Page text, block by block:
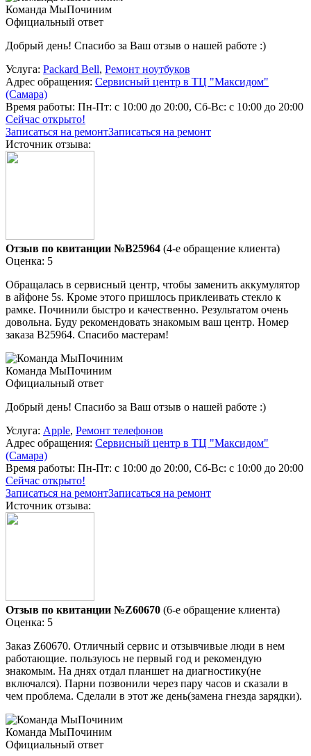
Команда МыПочиним
Официальный ответ
Добрый день! Спасибо за Ваш отзыв о нашей работе :)
Услуга: Packard Bell, Ремонт ноутбуков
Адрес обращения: Сервисный центр в ТЦ "Максидом"
(Самара)
Время работы: Пн-Пт: с 10:00 до 20:00, Сб-Вс: с 10:00 до 20:00
Сейчас открыто!
Записаться на ремонтЗаписаться на ремонт
Источник отзыва:
Отзыв по квитанции №B25964 (4-е обращение клиента)
Оценка: 5
Обращалась в сервисный центр, чтобы заменить аккумулятор
в айфоне 5s. Кроме этого пришлось приклеивать стекло к
рамке. Починили быстро и качественно. Результатом очень
довольна. Буду рекомендовать знакомым ваш центр. Номер
заказа В25964. Спасибо мастерам!
Команда МыПочиним
Официальный ответ
Добрый день! Спасибо за Ваш отзыв о нашей работе :)
Услуга: Apple, Ремонт телефонов
Адрес обращения: Сервисный центр в ТЦ "Максидом"
(Самара)
Время работы: Пн-Пт: с 10:00 до 20:00, Сб-Вс: с 10:00 до 20:00
Сейчас открыто!
Записаться на ремонтЗаписаться на ремонт
Источник отзыва:
Отзыв по квитанции №Z60670 (6-е обращение клиента)
Оценка: 5
Заказ Z60670. Отличный сервис и отзывчивые люди в нем
работающие. пользуюсь не первый год и рекомендую
знакомым. На днях отдал планшет на диагностику(не
включался). Парни позвонили через пару часов и сказали в
чем проблема. Сделали в этот же день(замена гнезда зарядки).
Команда МыПочиним
Официальный ответ